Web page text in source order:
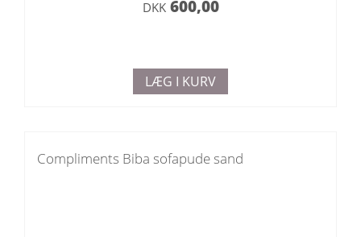
DKK600,00
LÆG I KURV
Compliments Biba sofapude sand